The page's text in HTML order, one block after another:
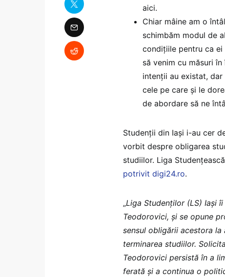
aici.
Chiar mâine am o
schimbăm modul de
condițiile pentru ca ei
să venim cu măsuri
intenții au existat,
cele pe care și le
de abordare să ne
Studenții din Iași i-au cer
vorbit despre obligarea
studiilor. Liga
potrivit digi24.ro.
„Liga Studenților (LS) Iași
Teodorovici, și se opune
sensul obligării acestora la
terminarea studiilor.
Teodorovici persistă în a
ferată și a continua o